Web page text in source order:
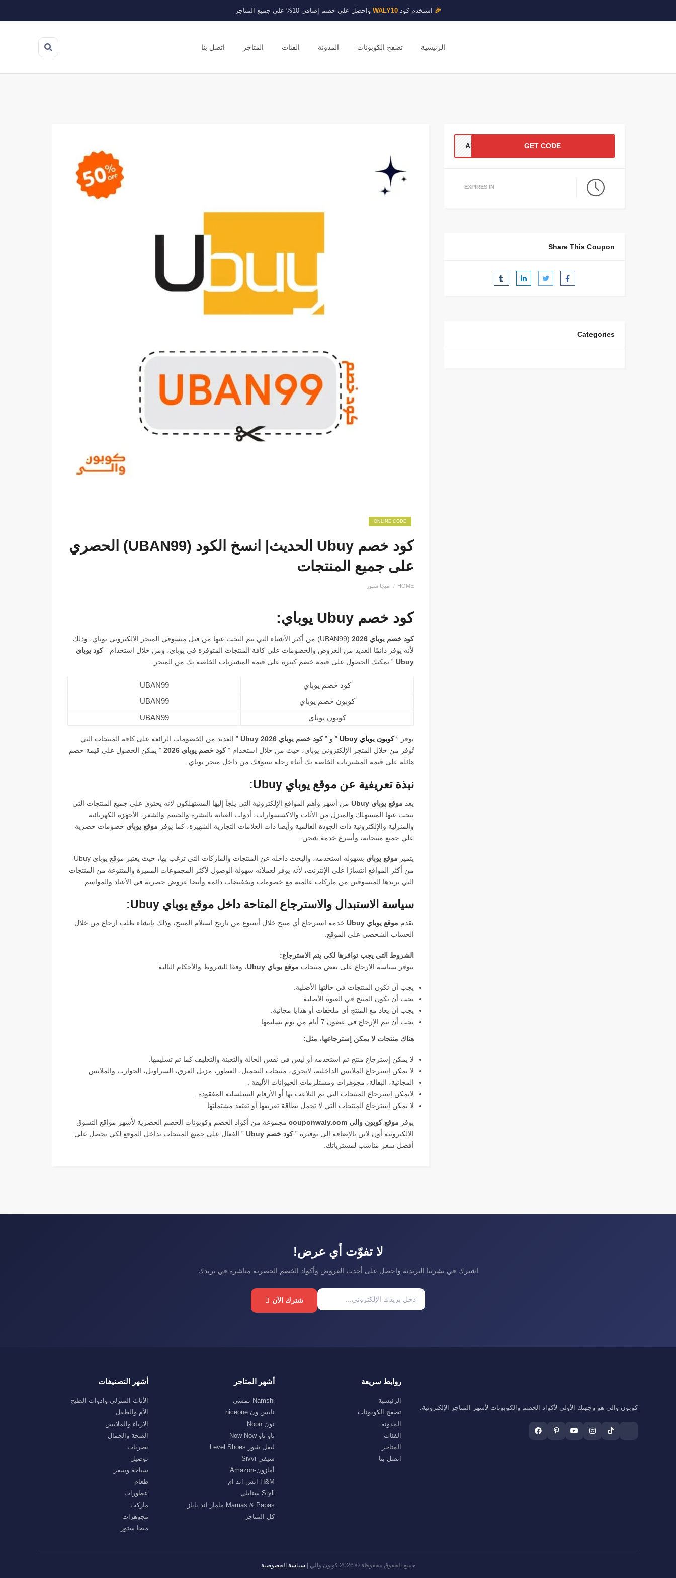
🎉 استخدم كودWALY10 واحصل على خصم إضافي 10% على جميع المتاجر
الرئيسية تصفح الكوبونات المدونة الفئات المتاجر اتصل بنا
GET CODE
EXPIRES IN
Share This Coupon
Categories
ONLINE CODE
كود خصم Ubuy الحديث| انسخ الكود (UBAN99) الحصري
على جميع المنتجات
HOME ميجا ستور
كود خصم Ubuy يوباي:
كود خصم يوباي 2026
(UBAN99) من أكثر الأشياء التي يتم البحث عنها من قبل متسوقي المتجر الإلكتروني يوباي، وذلك
لأنه يوفر دائمًا العديد من العروض والخصومات على كافة المنتجات المتوفرة في يوباي، ومن خلال استخدام ”كود يوباي
Ubuy” يمكنك الحصول على قيمة خصم كبيرة على قيمة المشتريات الخاصة بك من المتجر.
كود خصم يوباي
UBAN99
كوبون خصم يوباي
UBAN99
كوبون يوباي
UBAN99
يوفر “كوبون يوباي Ubuy ” و ”كود خصم يوباي 2026 Ubuy
” العديد من الخصومات الرائعة على كافة المنتجات التي
تُوفر من خلال المتجر الإلكتروني يوباي، حيث من خلال استخدام ”كود خصم يوباي 2026
” يمكن الحصول على قيمة خصم
هائلة على قيمة المشتريات الخاصة بك أثناء رحلة تسوقك من داخل متجر يوباي.
نبذة تعريفية عن موقع يوباي Ubuy:
يعد موقع يوباي Ubuy
من أشهر وأهم المواقع الإلكترونية التي يلجأ إليها المستهلكون لانه يحتوي علي جميع المنتجات التي
يبحث عنها المستهلك والمنزل من الأثاث والاكسسوارات، أدوات العناية بالبشرة والجسم والشعر، الأجهزة الكهربائية
والمنزلية والإلكترونية ذات الجودة العالمية وأيضا ذات العلامات التجارية الشهيرة، كما يوفر موقع يوباي خصومات حصرية
علي جميع منتجاته، وأسرع خدمة شحن.
يتميز موقع يوباي
بسهوله استخدمه، والبحث داخله عن المنتجات والماركات التي ترغب بها، حيث يعتبر موقع يوباي Ubuy
من أكثر المواقع انتشارًا على الإنترنت، لأنه يوفر لعملائه سهولة الوصول لأكثر المجموعات المميزة والمتنوعة من المنتجات
التي يريدها المتسوقين من ماركات عالميه مع خصومات وتخفيضات دائمه وأيضا عروض حصرية في الأعياد والمواسم.
سياسة الاستبدال والاسترجاع المتاحة داخل موقع يوباي Ubuy:
يقدم موقع يوباي Ubuy
خدمة استرجاع أي منتج خلال أسبوع من تاريخ استلام المنتج، وذلك بإنشاء طلب ارجاع من خلال
الحساب الشخصي على الموقع.
الشروط التي يجب توافرها لكي يتم الاسترجاع:
تتوفر سياسة الإرجاع على بعض منتجات موقع يوباي Ubuy ، وفقا للشروط والأحكام التالية:
يجب أن تكون المنتجات في حالتها الأصلية.
يجب أن يكون المنتج في العبوة الأصلية.
يجب أن يعاد مع المنتج أي ملحقات أو هدايا مجانية.
يجب أن يتم الإرجاع في غضون 7 أيام من يوم تسليمها.
هناك منتجات لا يمكن إسترجاعها، مثل:
لا يمكن إسترجاع منتج تم استخدمه أو ليس في نفس الحالة والتعبئة والتغليف كما تم تسليمها.
لا يمكن إسترجاع الملابس الداخلية، لانجري، منتجات التجميل، العطور، مزيل العرق، السراويل، الجوارب والملابس
المجانية، البقالة، مجوهرات ومستلزمات الحيوانات الأليفة .
لايمكن إسترجاع المنتجات التي تم التلاعب بها أو الأرقام التسلسلية المفقودة.
لا يمكن إسترجاع المنتجات التي لا تحمل بطاقة تعريفها أو تفتقد مشتملتها.
يوفر موقع كوبون والى couponwaly.com
مجموعة من أكواد الخصم وكوبونات الخصم الحصرية لأشهر مواقع التسوق
الإلكترونية أون لاين بالإضافة إلى توفيره ”كود خصم Ubuy
” الفعال على جميع المنتجات بداخل الموقع لكي تحصل على
أفضل سعر مناسب لمشترياتك.
لا تفوّت أي عرض!
اشترك في نشرتنا البريدية واحصل على أحدث العروض وأكواد الخصم الحصرية مباشرة في بريدك
شترك الآن
كوبون والي هو وجهتك الأولى لأكواد الخصم والكوبونات لأشهر المتاجر الإلكترونية.
روابط سريعة
الرئيسية
تصفح الكوبونات
المدونة
الفئات
المتاجر
اتصل بنا
أشهر المتاجر
Namshi نمشي
نايس ون niceone
نون Noon
ناو ناو Now Now
ليفل شوز Level Shoes
سيفي Sivvi
أمازون-Amazon
H&M اتش اند ام
Styli ستايلي
Mamas & Papas ماماز اند باباز
كل المتاجر
أشهر التصنيفات
الأثاث المنزلي وادوات الطبخ
الأم والطفل
الازياء والملابس
الصحة والجمال
بصريات
توصيل
سياحة وسفر
طعام
عطورات
ماركت
مجوهرات
ميجا ستور
جميع الحقوق محفوظة © 2026 كوبون والي | سياسة الخصوصية